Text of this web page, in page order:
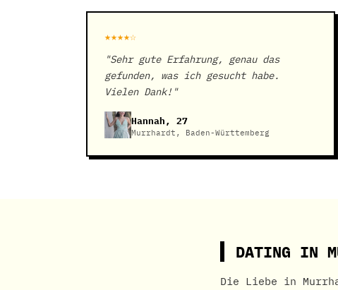
★★★★☆
"Sehr gute Erfahrung, genau das
gefunden, was ich gesucht habe.
Vielen Dank!"
Hannah, 27
Murrhardt, Baden-Württemberg
DATING IN
Die Liebe in